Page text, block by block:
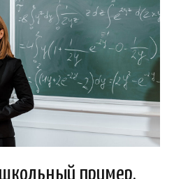
пример,